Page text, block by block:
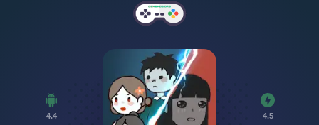
4.4 4.5